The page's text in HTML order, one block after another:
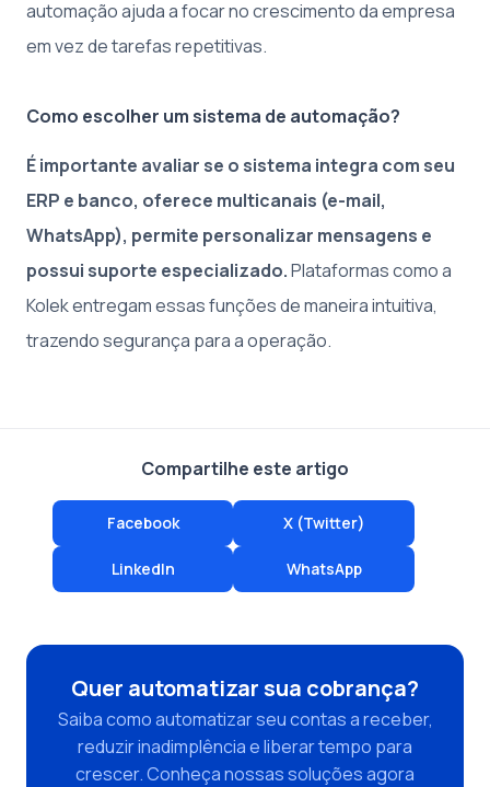
automação ajuda a focar no crescimento da empresa
em vez de tarefas repetitivas.
Como escolher um sistema de automação?
É importante avaliar se o sistema integra com seu
ERP e banco, oferece multicanais (e-mail,
WhatsApp), permite personalizar mensagens e
possui suporte especializado.Plataformas como a
Kolek entregam essas funções de maneira intuitiva,
trazendo segurança para a operação.
Compartilhe este artigo
Facebook X (Twitter)
LinkedIn WhatsApp
Quer automatizar sua cobrança?
Saiba como automatizar seu contas a receber,
reduzir inadimplência e liberar tempo para
crescer. Conheça nossas soluções agora